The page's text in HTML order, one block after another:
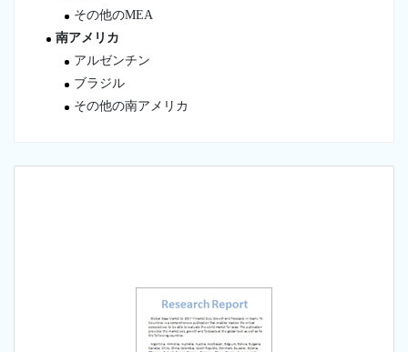
その他のMEA
南アメリカ
アルゼンチン
ブラジル
その他の南アメリカ